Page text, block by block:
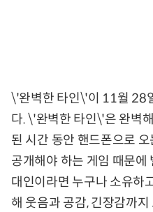
\'완벽한 타인\'이 11월 28
다. \'완벽한 타인\'은 완벽
된 시간 동안 핸드폰으로
공개해야 하는 게임 때문에
대인이라면 누구나 소유하
해 웃음과 공감, 긴장감까